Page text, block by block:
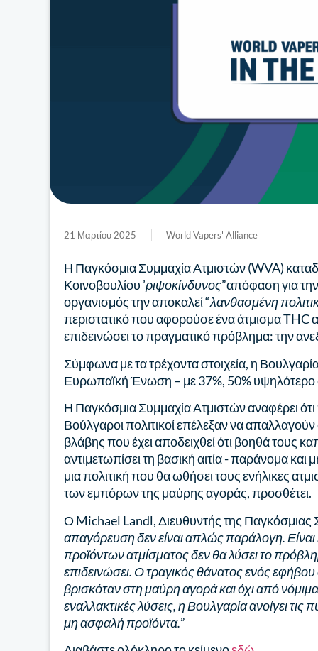
21 Μαρτίου 2025 World Vapers' Alliance
Η Παγκόσμια Συμμαχία Ατμιστών (WVA)
Κοινοβουλίου ’ριψοκίνδυνος”απόφαση για
οργανισμός την αποκαλεί “λανθασμένη
περιστατικό που αφορούσε ένα άτμισμα THC
επιδεινώσει το πραγματικό πρόβλημα: την
Σύμφωνα με τα τρέχοντα στοιχεία, η
Ευρωπαϊκή Ένωση – με 37%, 50% υψηλότερο
Η Παγκόσμια Συμμαχία Ατμιστών αναφέρει ότι
Βούλγαροι πολιτικοί επέλεξαν να
βλάβης που έχει αποδειχθεί ότι βοηθά τους
αντιμετωπίσει τη βασική αιτία - παράνομα
μια πολιτική που θα ωθήσει τους ενήλικες
των εμπόρων της μαύρης αγοράς, προσθέτει.
Ο Michael Landl, Διευθυντής της Παγκόσμιας
απαγόρευση δεν είναι απλώς παράλογη.
προϊόντων ατμίσματος δεν θα λύσει το
επιδεινώσει. Ο τραγικός θάνατος ενός
βρισκόταν στη μαύρη αγορά και όχι από
εναλλακτικές λύσεις, η Βουλγαρία ανοίγει
μη ασφαλή προϊόντα.”